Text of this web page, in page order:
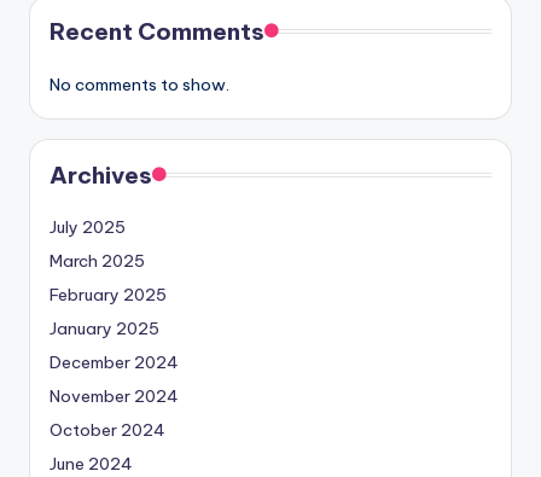
Recent Comments
No comments to show.
Archives
July 2025
March 2025
February 2025
January 2025
December 2024
November 2024
October 2024
June 2024